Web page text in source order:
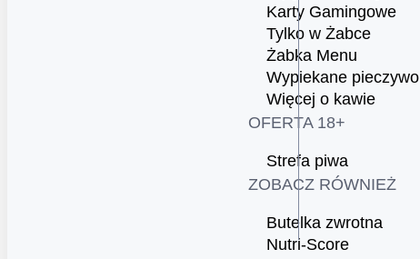
Karty Gamingowe
Tylko w Żabce
Żabka Menu
Wypiekane pieczywo
Więcej o kawie
OFERTA 18+
Strefa piwa
ZOBACZ RÓWNIEŻ
Butelka zwrotna
Nutri-Score